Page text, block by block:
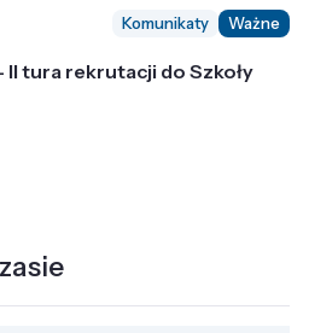
Komunikaty Ważne
tura rekrutacji do Szkoły